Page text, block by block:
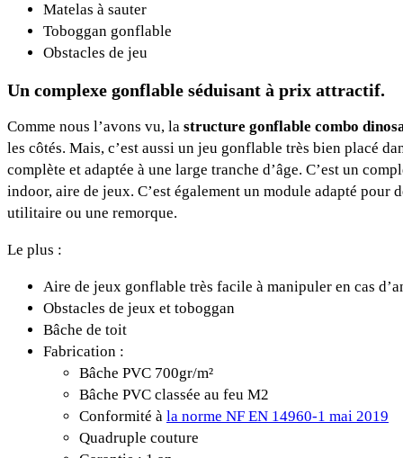
Matelas à sauter
Toboggan gonflable
Obstacles de jeu
Un complexe gonflable séduisant à prix attractif.
Comme nous l’avons vu, la structure gonflable combo
les côtés. Mais, c’est aussi un jeu gonflable très bien placé
complète et adaptée à une large tranche d’âge. C’est un
indoor, aire de jeux. C’est également un module adapté
utilitaire ou une remorque.
Le plus :
Aire de jeux gonflable très facile à manipuler en cas
Obstacles de jeux et toboggan
Bâche de toit
Fabrication :
Bâche PVC 700gr/m²
Bâche PVC classée au feu M2
Conformité à la norme NF EN 14960-1 mai 2019
Quadruple couture